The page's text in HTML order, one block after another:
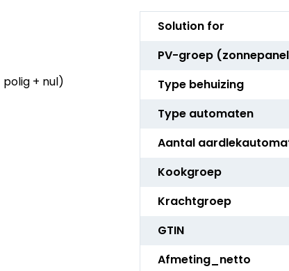
Meer
informatie
Solution for
PV-groep
Type behuizing
Type automaten
Aantal
Kookgroep
Krachtgroep
GTIN
Afmeting_netto
polig + nul)